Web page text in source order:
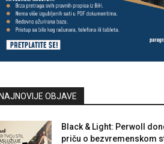
OBJAVE
Black & Light: Perwoll
priču o bezvremenskom